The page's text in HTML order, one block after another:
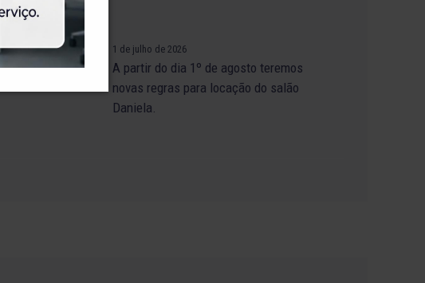
da ELASE.
1 de julho de 2026
A partir do dia 1º de agosto teremos
novas regras para locação do salão
Daniela.